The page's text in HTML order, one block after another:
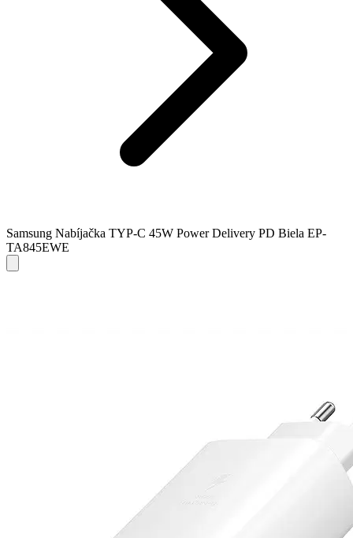
Samsung Nabíjačka TYP-C 45W Power Delivery PD Biela EP-
TA845EWE